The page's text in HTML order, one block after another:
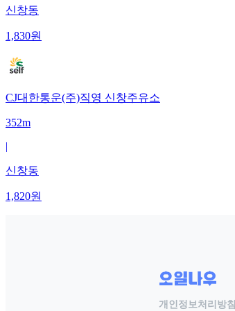
신창동
1,830원
CJ대한통운(주)직영 신창주유소
352m
|
신창동
1,820원
개인정보처리방침